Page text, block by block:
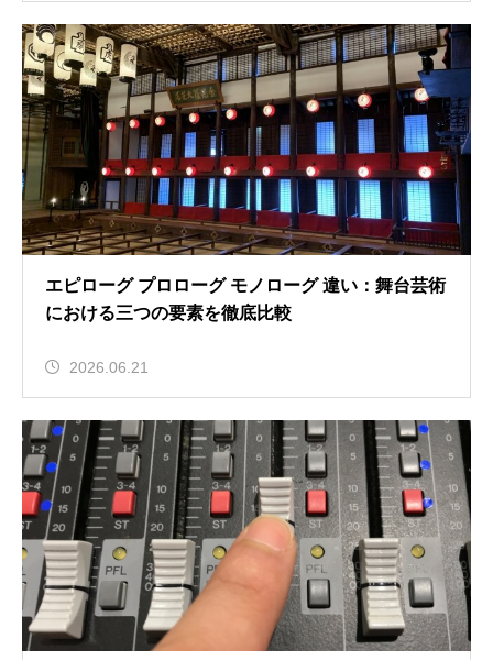
エピローグ プロローグ モノローグ 違い：舞台芸術
における三つの要素を徹底比較
2026.06.21